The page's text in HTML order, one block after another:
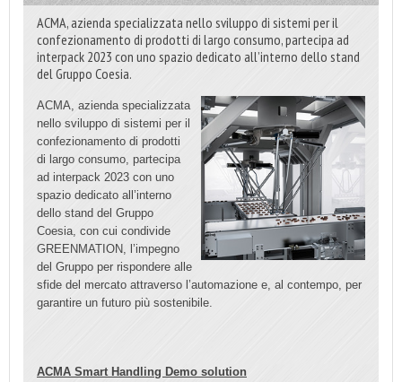
ACMA, azienda specializzata nello sviluppo di sistemi per il
confezionamento di prodotti di largo consumo, partecipa ad
interpack 2023 con uno spazio dedicato all’interno dello stand
del Gruppo Coesia.
ACMA, azienda specializzata
nello sviluppo di sistemi per il
confezionamento di prodotti
di largo consumo, partecipa
ad interpack 2023 con uno
spazio dedicato all’interno
dello stand del Gruppo
Coesia, con cui condivide
GREENMATION, l’impegno
del Gruppo per rispondere alle
sfide del mercato attraverso l’automazione e, al contempo, per
garantire un futuro più sostenibile.
ACMA Smart Handling Demo solution